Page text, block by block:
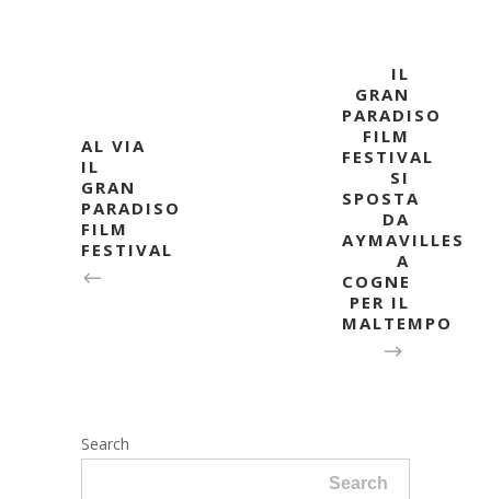
AL VIA
IL
GRAN
PARADISO
FILM
FESTIVAL
IL
GRAN
PARADISO
FILM
FESTIVAL
SI
SPOSTA
DA
AYMAVILLES
A
COGNE
PER IL
MALTEMPO
Search
Search